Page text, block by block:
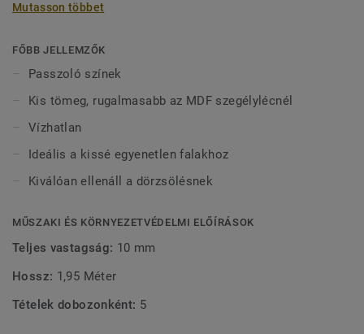
vízben tölthetnek bármilyen sérülés nélkül. 2-féle (60 mm
színekben kapható a tökéletes kivitel érdekében. A kívül
rögzített, dekoratív szegélylécek kompatibilisek minden
Mutasson többet
FŐBB JELLEMZŐK
Passzoló színek
Kis tömeg, rugalmasabb az MDF szegélylécnél
Vízhatlan
Ideális a kissé egyenetlen falakhoz
Kiválóan ellenáll a dörzsölésnek
MŰSZAKI ÉS KÖRNYEZETVÉDELMI ELŐÍRÁSOK
Teljes vastagság: 10 mm
Hossz: 1,95 Méter
Tételek dobozonként: 5